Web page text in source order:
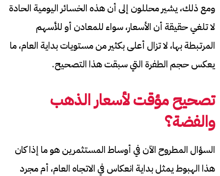
ومع ذلك، يشير محللون إلى أن هذه الخسائر اليومية الحادة
لا تلغي حقيقة أن الأسعار، سواء للمعادن أو للأسهم
المرتبطة بها، لا تزال أعلى بكثير من مستويات بداية العام، ما
يعكس حجم الطفرة التي سبقت هذا التصحيح.
تصحيح مؤقت لأسعار الذهب
والفضة؟
السؤال المطروح الآن في أوساط المستثمرين هو ما إذا كان
هذا الهبوط يمثل بداية انعكاس في الاتجاه العام، أم مجرد